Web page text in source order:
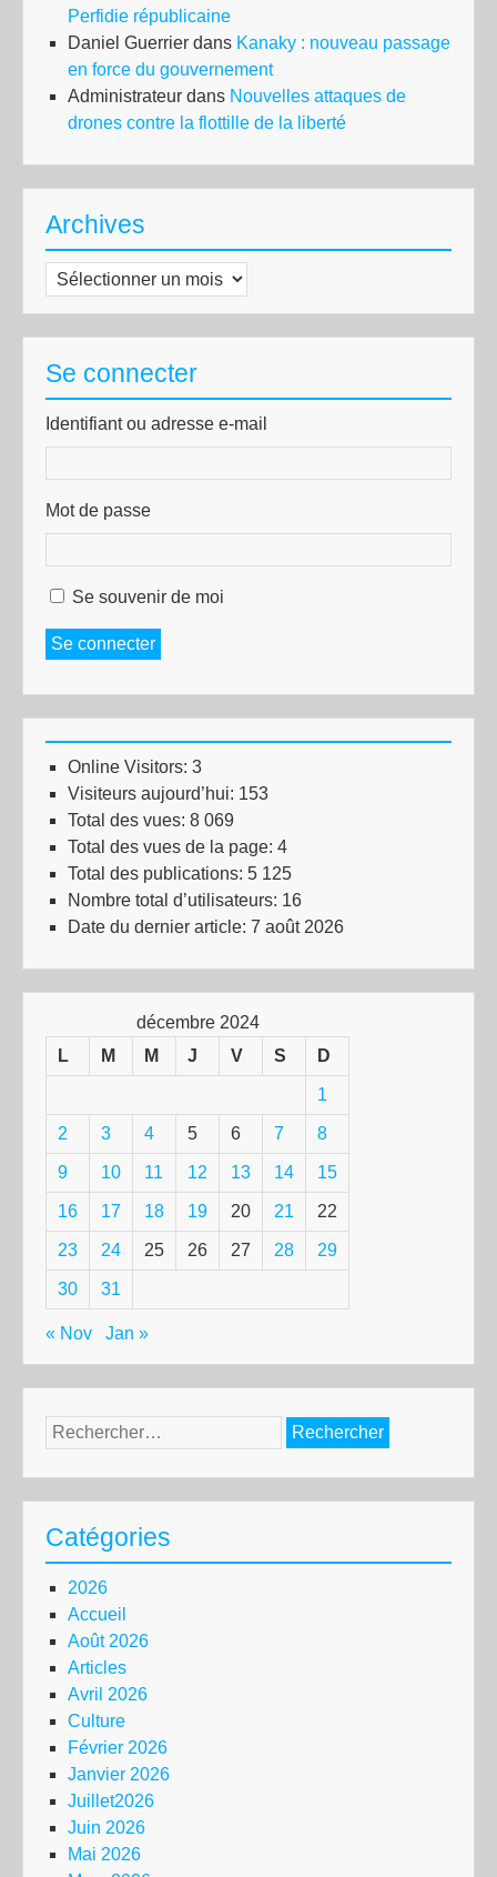
Perfidie républicaine
Daniel Guerrier dans Kanaky : nouveau passage
en force du gouvernement
Administrateur dans Nouvelles attaques de
drones contre la flottille de la liberté
Archives
Archives
Se connecter
Identifiant ou adresse e-mail
Mot de passe
Se souvenir de moi
Se connecter
Online Visitors: 3
Visiteurs aujourd’hui: 153
Total des vues: 8 069
Total des vues de la page: 4
Total des publications: 5 125
Nombre total d’utilisateurs: 16
Date du dernier article: 7 août 2026
décembre 2024
L
M M J V S D
1
2 3 4 5 6 7 8
9 10 11 12 13 14 15
16 17 18 19 20 21 22
23 24 25 26 27 28 29
30 31
« Nov Jan »
Rechercher :
Catégories
2026
Accueil
Août 2026
Articles
Avril 2026
Culture
Février 2026
Janvier 2026
Juillet2026
Juin 2026
Mai 2026